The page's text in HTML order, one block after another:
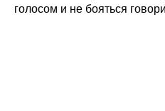
голосом и не бояться